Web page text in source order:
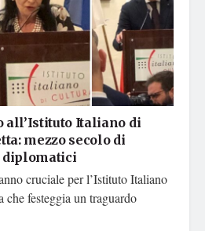
all’Istituto Italiano di
mezzo secolo di
cruciale per l’Istituto Italiano
festeggia un traguardo